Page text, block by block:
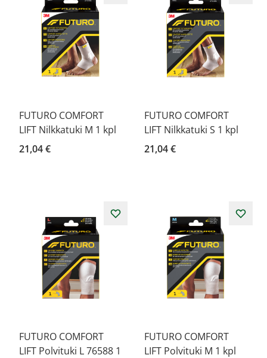
FUTURO COMFORT
LIFT Nilkkatuki M 1 kpl
21,04 €
FUTURO COMFORT
LIFT Nilkkatuki S 1 kpl
21,04 €
FUTURO COMFORT
LIFT Polvituki L 76588 1
FUTURO COMFORT
LIFT Polvituki M 1 kpl